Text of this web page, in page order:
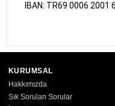
IBAN: TR69 0006 2001
KURUMSAL
Hakkımızda
Sık Sorulan Sorular